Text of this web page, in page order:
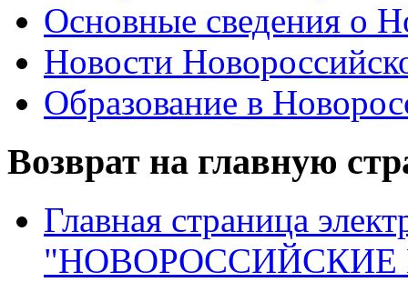
Основные сведения о
Новости
Образование в
Возврат на главную
Главная страница
"НОВОРОССИЙСКИЕ